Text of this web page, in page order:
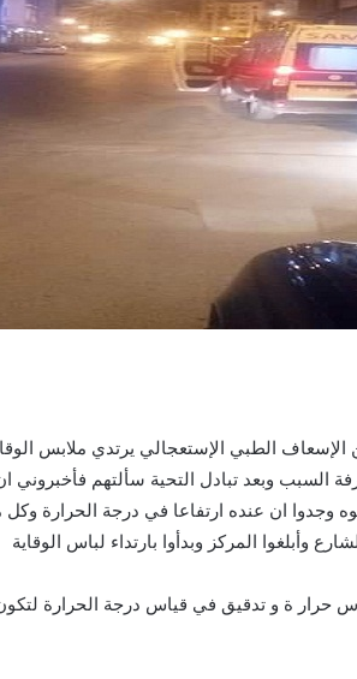
الطبي الإستعجالي يرتدي ملابس
السبب وبعد تبادل التحية سألتهم فأخبروني
وجدوا ان عنده ارتفاعا في درجة الحرارة وكل
إلى الشارع وأبلغوا المركز وبدأوا بارتداء لباس الوقاية
حرار ة و تدقيق في قياس درجة الحرارة